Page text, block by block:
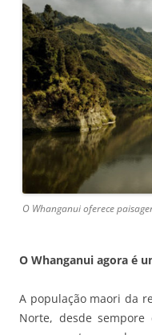
O Whanganui oferece
O Whanganui agora é
A população maori da
Norte, desde